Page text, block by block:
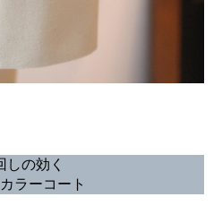
しの効く
ラーコート